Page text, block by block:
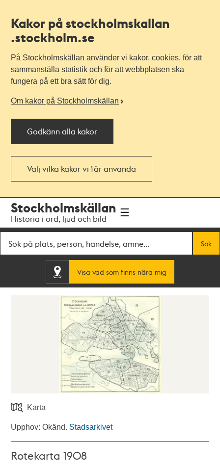
Kakor på stockholmskallan
.stockholm.se
På Stockholmskällan använder vi kakor, cookies, för att
sammanställa statistik och för att webbplatsen ska
fungera på ett bra sätt för dig.
Om kakor på Stockholmskällan
Godkänn alla kakor
Välj vilka kakor vi får använda
navigationen
huvudinnehållet
Stockholmskällan
Historia i ord, ljud och bild
Sök
Visa vad som finns nära mig
Karta
Upphov: Okänd. Stadsarkivet
Rotekarta 1908